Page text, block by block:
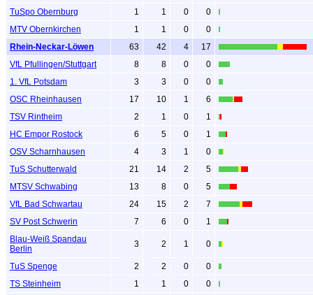
TuSpo Obernburg
1 1 0
0
MTV Obernkirchen
1 1 0
0
Rhein-Neckar-Löwen
63 42 4
17
VfL Pfullingen/Stuttgart
8 8 0
0
1. VfL Potsdam
3 3 0
0
OSC Rheinhausen
17 10 1
6
TSV Rintheim
2 1 0
1
HC Empor Rostock
6 5 0
1
OSV Scharnhausen
4 3 1
0
TuS Schutterwald
21 14 2
5
MTSV Schwabing
13 8 0
5
VfL Bad Schwartau
24 15 2
7
SV Post Schwerin
7 6 0
1
Blau-Weiß Spandau
Berlin
3 2 1 0
TuS Spenge 2 2 0
0
TS Steinheim
1 1 0
0